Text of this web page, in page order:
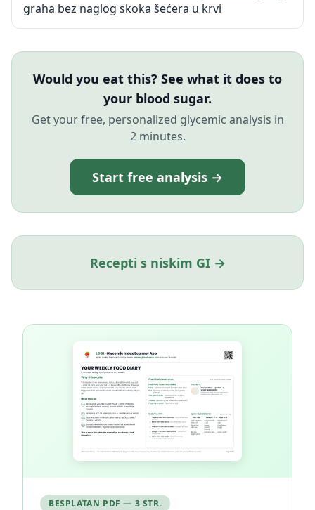
graha bez naglog skoka šećera u krvi
Would you eat this? See what it does to
your blood sugar.
Get your free, personalized glycemic analysis in
2 minutes.
Start free analysis →
Recepti s niskim GI →
BESPLATAN PDF — 3 STR.